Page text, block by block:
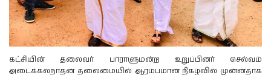
கட்சியின் தலைவர் பாராளுமன்ற உறுப்பினர் செல்வம்
அடைக்கலநாதன் தலைமையில் ஆரம்பமான நிகழ்வில் முன்னதாக